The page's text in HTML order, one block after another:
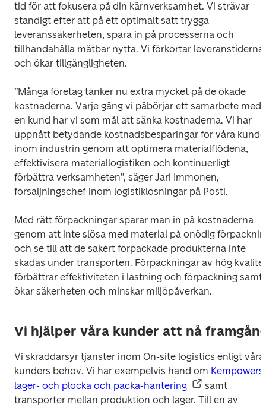
tid för att fokusera på din kärnverksamhet. Vi strävar
ständigt efter att på ett optimalt sätt trygga
leveranssäkerheten, spara in på processerna och
tillhandahålla mätbar nytta. Vi förkortar leveranstiderna
och ökar tillgängligheten.
”Många företag tänker nu extra mycket på de ökade
kostnaderna. Varje gång vi påbörjar ett samarbete med
en kund har vi som mål att sänka kostnaderna. Vi har
uppnått betydande kostnadsbesparingar för våra
inom industrin genom att optimera materialflödena,
effektivisera materiallogistiken och kontinuerligt
förbättra verksamheten”, säger Jari Immonen,
försäljningschef inom logistiklösningar på Posti.
Med rätt förpackningar sparar man in på kostnaderna
genom att inte slösa med material på onödig
och se till att de säkert förpackade produkterna inte
skadas under transporten. Förpackningar av hög
förbättrar effektiviteten i lastning och förpackning samt
ökar säkerheten och minskar miljöpåverkan.
Vi hjälper våra kunder att nå
Vi skräddarsyr tjänster inom On-site logistics enligt våra
kunders behov. Vi har exempelvis hand om Kempowers
lager- och plocka och packa-hantering
samt
transporter mellan produktion och lager. Till en av